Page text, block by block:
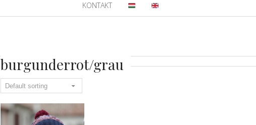
KONTAKT
burgunderrot/grau